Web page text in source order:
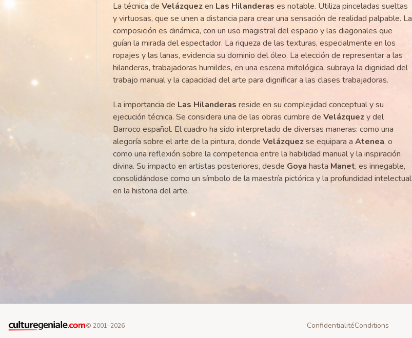
La técnica de Velázquezen Las Hilanderas es notable. Utiliza pinceladas sueltas
y virtuosas, que se unen a distancia para crear una sensación de realidad palpable. La
composición es dinámica, con un uso magistral del espacio y las diagonales que
guían la mirada del espectador. La riqueza de las texturas, especialmente en los
ropajes y las lanas, evidencia su dominio del óleo. La elección de representar a las
hilanderas, trabajadoras humildes, en una escena mitológica, subraya la dignidad del
trabajo manual y la capacidad del arte para dignificar a las clases trabajadoras.
La importancia de Las Hilanderas reside en su complejidad conceptual y su
ejecución técnica. Se considera una de las obras cumbre de Velázquezy del
Barroco español. El cuadro ha sido interpretado de diversas maneras: como una
alegoría sobre el arte de la pintura, donde Velázquezse equipara a Atenea, o
como una reflexión sobre la competencia entre la habilidad manual y la inspiración
divina. Su impacto en artistas posteriores, desde Goya hasta Manet, es innegable,
consolidándose como un símbolo de la maestría pictórica y la profundidad intelectual
en la historia del arte.
© 2001–2026 ConfidentialitéConditions